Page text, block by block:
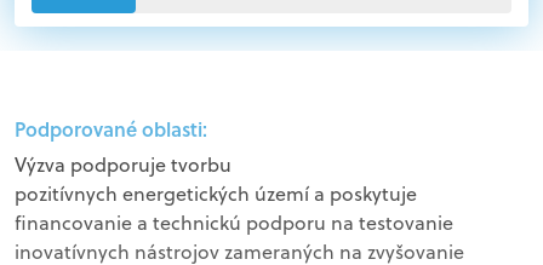
Podporované oblasti:
Výzva podporuje tvorbu
pozitívnych energetických území a poskytuje
financovanie a technickú podporu na testovanie
inovatívnych nástrojov zameraných na zvyšovanie